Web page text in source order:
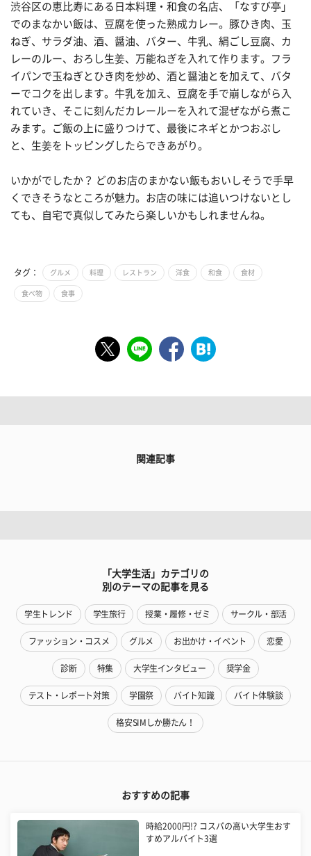
渋谷区の恵比寿にある日本料理・和食の名店、「なすび亭」
でのまなかい飯は、豆腐を使った熟成カレー。豚ひき肉、玉
ねぎ、サラダ油、酒、醤油、バター、牛乳、絹ごし豆腐、カ
レーのルー、おろし生姜、万能ねぎを入れて作ります。フラ
イパンで玉ねぎとひき肉を炒め、酒と醤油とを加えて、バタ
ーでコクを出します。牛乳を加え、豆腐を手で崩しながら入
れていき、そこに刻んだカレールーを入れて混ぜながら煮こ
みます。ご飯の上に盛りつけて、最後にネギとかつおぶし
と、生姜をトッピングしたらできあがり。
いかがでしたか？ どのお店のまかない飯もおいしそうで手早
くできそうなところが魅力。お店の味には追いつけないとし
ても、自宅で真似してみたら楽しいかもしれませんね。
タグ： グルメ 料理 レストラン 洋食 和食 食材
食べ物 食事
関連記事
「大学生活」カテゴリの
別のテーマの記事を見る
学生トレンド 学生旅行 授業・履修・ゼミ サークル・部活
ファッション・コスメ グルメ お出かけ・イベント 恋愛
診断 特集 大学生インタビュー 奨学金
テスト・レポート対策 学園祭 バイト知識 バイト体験談
格安SIMしか勝たん！
おすすめの記事
時給2000円!? コスパの高い大学生おす
すめアルバイト3選